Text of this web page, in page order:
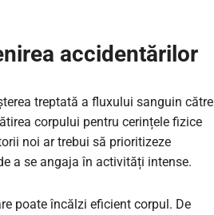
accidentărilor
treptată a fluxului sanguin către
corpului pentru cerințele fizice
noi ar trebui să prioritizeze
a se angaja în activități intense.
poate încălzi eficient corpul. De